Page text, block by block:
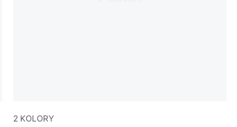
2 KOLORY